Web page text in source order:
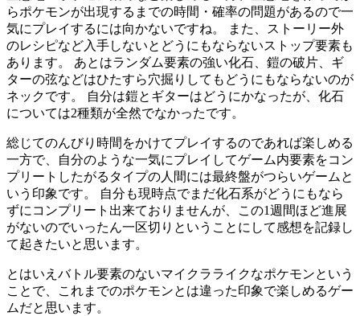
らポケモンが出現するまでの時間・確率の問題があるので一
気にプレイするには向かないですね。 また、ストーリー外
のレシピなど入手しないとどうにもならないストップ要素も
あります。 あとはランダム要素の強い化石、鎧の破片、ギ
ターの弦などはひたすら穴掘りしてもどうにもならないのが
ネックです。 自分は鎧とギターはどうにかなったが、化石
については2種類が全然でなかったです。
総じてのんびり時間をかけてプレイするのであれば楽しめる
一方で、自分のような一気にプレイしてゲーム内要素をコン
プリートしたがるタイプの人間には最終盤がつらいゲームと
いう印象です。 自分も現時点でまだ化石系がどうにもなら
ずにコンプリート出来ておりませんが、この1週間ほど進展
がないのでいったん一区切りということにして感想を記録し
て起きたいと思います。
とはいえバトル要素のないマイクラライクなポケモンという
ことで、これまでのポケモンとは違った印象で楽しめるゲー
ムだと思います。